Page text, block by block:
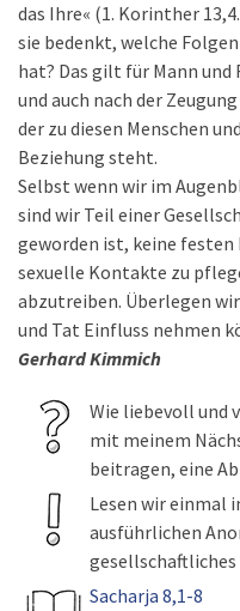
das Ihre« (1. Korinther
sie bedenkt, welche
hat? Das gilt für Mann und
und auch nach der
der zu diesen Menschen
Beziehung steht.
Selbst wenn wir im
sind wir Teil einer
geworden ist, keine
sexuelle Kontakte zu
abzutreiben. Überlegen
und Tat Einfluss nehmen
Gerhard Kimmich
Wie liebevoll und
mit meinem
beitragen, eine
Lesen wir einmal
ausführlichen
Sacharja 8,1-8